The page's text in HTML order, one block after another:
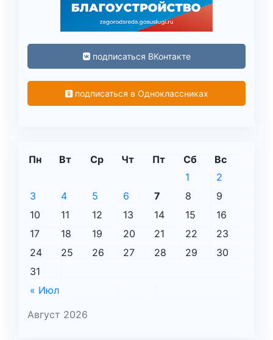
подписаться ВКонтакте
подписаться в Одноклассниках
Август 2026
Пн Вт Ср Чт Пт Сб Вс
« Июл
1
2
3
4 5 6 7 8
9
10
11 12 13 14 15
16
17
18 19 20 21 22
23
24
25 26 27 28 29
30
31